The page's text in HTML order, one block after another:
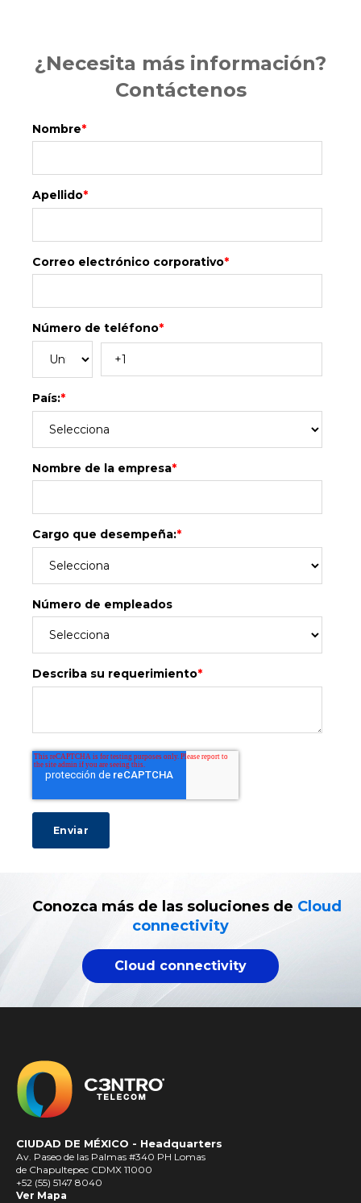
¿Necesita más información?
Contáctenos
Nombre*
Apellido*
Correo electrónico corporativo*
Número de teléfono*
País:*
Nombre de la empresa*
Cargo que desempeña:*
Número de empleados
Describa su requerimiento*
Conozca más de las soluciones de Cloud
connectivity
Cloud connectivity
CIUDAD DE MÉXICO - Headquarters
Av. Paseo de las Palmas #340 PH Lomas
de Chapultepec CDMX 11000
+52 (55) 5147 8040
Ver Mapa